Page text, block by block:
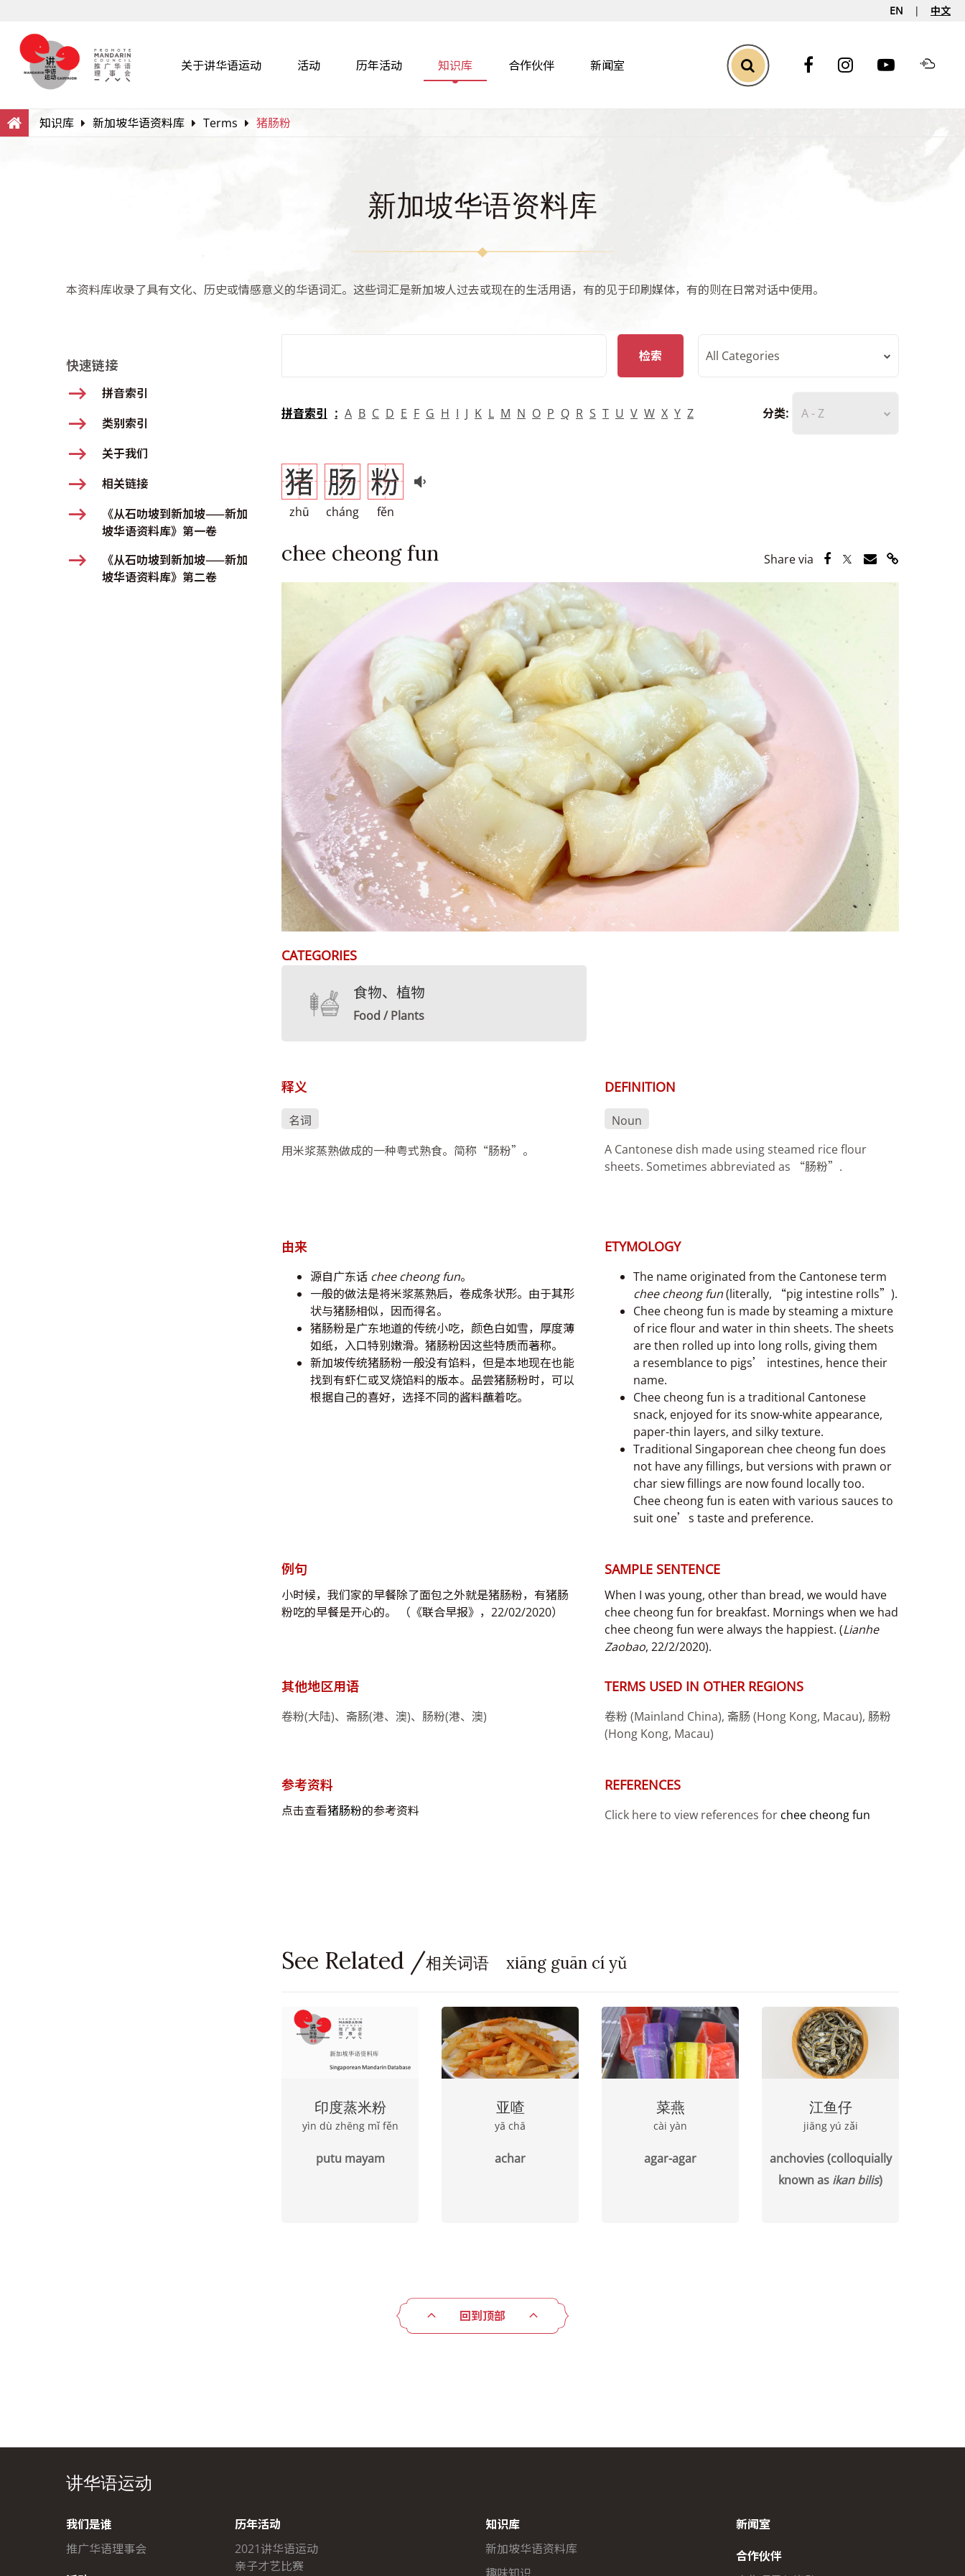
EN 中文
关于讲华语运动 活动 历年活动 知识库 合作伙伴 新闻室 Toggle Search
Search
知识库 新加坡华语资料库 Terms 猪肠粉
新加坡华语资料库
本资料库收录了具有文化、历史或情感意义的华语词汇。这些词汇是新加坡人过去或现在的生活用语，有的见于印刷媒体，有的则在日常对话中使用。
快速链接
拼音索引
类别索引
关于我们
相关链接
《从石叻坡到新加坡——新加
坡华语资料库》第一卷
《从石叻坡到新加坡——新加
坡华语资料库》第二卷
检索
All Categories
拼音索引 A B C D E F G H I J K L M N O P Q R S T U V W X Y Z 分类: A - Z
猪
zhū
肠
cháng
粉
fěn
chee cheong fun Share via Share via Facebook
Share via Twitter
Share via Email
Share via
CATEGORIES
食物、植物
Food / Plants
释义
名词
用米浆蒸熟做成的一种粤式熟食。简称“肠粉”。
DEFINITION
Noun
A Cantonese dish made using steamed rice flour
sheets. Sometimes abbreviated as “肠粉”.
由来
源自广东话 chee cheong fun。
一般的做法是将米浆蒸熟后，卷成条状形。由于其形
状与猪肠相似，因而得名。
猪肠粉是广东地道的传统小吃，颜色白如雪，厚度薄
如纸，入口特别嫩滑。猪肠粉因这些特质而著称。
新加坡传统猪肠粉一般没有馅料，但是本地现在也能
找到有虾仁或叉烧馅料的版本。品尝猪肠粉时，可以
根据自己的喜好，选择不同的酱料蘸着吃。
ETYMOLOGY
The name originated from the Cantonese term
chee cheong fun(literally, “pig intestine rolls”).
Chee cheong fun is made by steaming a mixture
of rice flour and water in thin sheets. The sheets
are then rolled up into long rolls, giving them
a resemblance to pigs’ intestines, hence their
name.
Chee cheong fun is a traditional Cantonese
snack, enjoyed for its snow-white appearance,
paper-thin layers, and silky texture.
Traditional Singaporean chee cheong fun does
not have any fillings, but versions with prawn or
char siew fillings are now found locally too.
Chee cheong fun is eaten with various sauces to
suit one’s taste and preference.
例句
小时候，我们家的早餐除了面包之外就是猪肠粉，有猪肠
粉吃的早餐是开心的。 （《联合早报》，22/02/2020）
SAMPLE SENTENCE
When I was young, other than bread, we would have
chee cheong fun for breakfast. Mornings when we had
chee cheong fun were always the happiest. (Lianhe
Zaobao, 22/2/2020).
其他地区用语
卷粉(大陆)、斋肠(港、澳)、肠粉(港、澳)
TERMS USED IN OTHER REGIONS
卷粉 (Mainland China), 斋肠 (Hong Kong, Macau), 肠粉
(Hong Kong, Macau)
参考资料
点击查看猪肠粉的参考资料
REFERENCES
Click here to view references for chee cheong fun
See Related /相关词语 xiāng guān cí yǔ
印度蒸米粉
yìn dù zhēng mǐ fěn
putu mayam
亚喳
yā chā
achar
菜燕
cài yàn
agar-agar
江鱼仔
jiāng yú zǎi
anchovies (colloquially
known as ikan bilis)
回到顶部
讲华语运动
我们是谁
推广华语理事会
历年活动
2021讲华语运动
亲子才艺比赛
知识库
新加坡华语资料库
新闻室
合作伙伴